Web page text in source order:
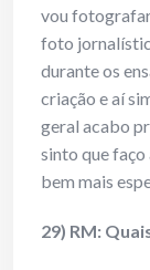
vou
foto
durante os
criação e aí
geral acabo
sinto que
bem mais
29) RM: